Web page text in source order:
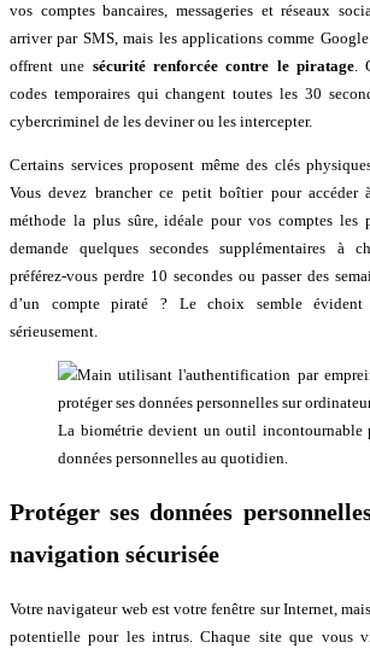
vos comptes bancaires, messageries et réseaux
arriver par SMS, mais les applications comme
offrent une sécurité renforcée contre le piratage.
codes temporaires qui changent toutes les 30
cybercriminel de les deviner ou les intercepter.
Certains services proposent même des clés
Vous devez brancher ce petit boîtier pour accéder
méthode la plus sûre, idéale pour vos comptes les
demande quelques secondes supplémentaires à
préférez-vous perdre 10 secondes ou passer des
d’un compte piraté ? Le choix semble
sérieusement.
La biométrie devient un outil incontournable
données personnelles au quotidien.
Protéger ses données
navigation sécurisée
Votre navigateur web est votre fenêtre sur Internet,
potentielle pour les intrus. Chaque site que vous